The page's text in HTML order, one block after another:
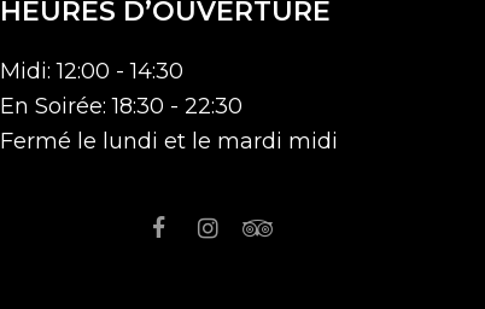
HEURES D’OUVERTURE
Midi: 12:00 - 14:30
En Soirée: 18:30 - 22:30
Fermé le lundi et le mardi midi